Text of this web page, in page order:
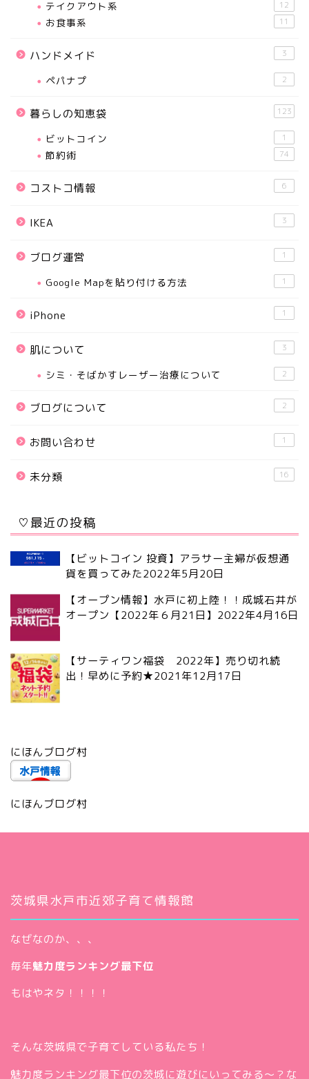
テイクアウト系 12
お食事系 11
ハンドメイド 3
ペパナプ 2
暮らしの知恵袋 123
ビットコイン 1
節約術 74
コストコ情報 6
IKEA 3
ブログ運営 1
Google Mapを貼り付ける方法 1
iPhone 1
肌について 3
シミ・そばかすレーザー治療について 2
ブログについて 2
お問い合わせ 1
未分類 16
♡最近の投稿
【ビットコイン 投資】アラサー主婦が仮想通
貨を買ってみた2022年5月20日
【オープン情報】水戸に初上陸！！成城石井が
オープン【2022年６月21日】 2022年4月16日
【サーティワン福袋 2022年】売り切れ続
出！早めに予約★2021年12月17日
にほんブログ村
にほんブログ村
茨城県水戸市近郊子育て情報館
なぜなのか、、、
毎年魅力度ランキング最下位
もはやネタ！！！！
そんな茨城県で子育てしている私たち！
魅力度ランキング最下位の茨城に遊びにいってみる～？な